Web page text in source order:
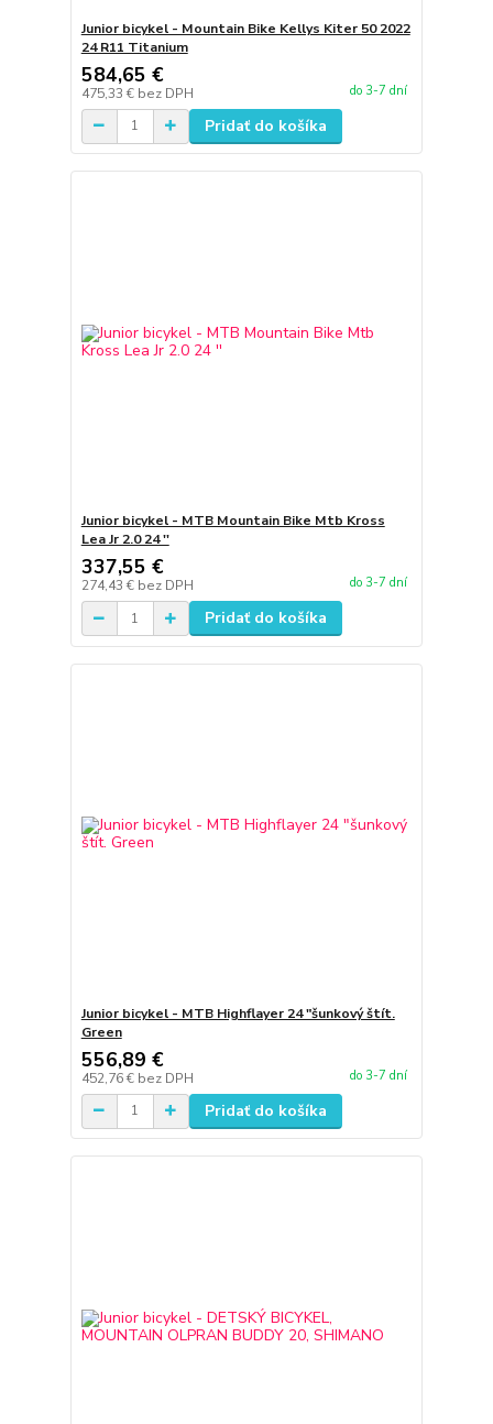
Junior bicykel - Mountain Bike Kellys Kiter 50 2022
24 R11 Titanium
584,65 €
475,33 € bez DPH do 3-7 dní
Pridať do košíka
Junior bicykel - MTB Mountain Bike Mtb Kross
Lea Jr 2.0 24 ''
337,55 €
274,43 € bez DPH do 3-7 dní
Pridať do košíka
Junior bicykel - MTB Highflayer 24 "šunkový štít.
Green
556,89 €
452,76 € bez DPH do 3-7 dní
Pridať do košíka